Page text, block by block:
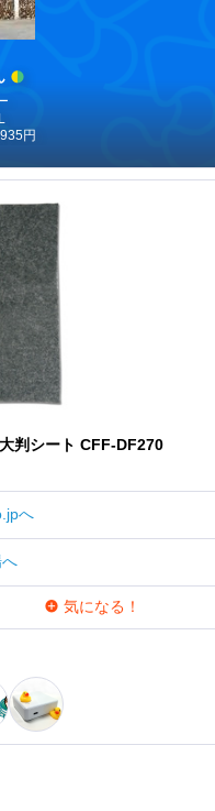
円
判シート CFF-DF270
へ
気になる！